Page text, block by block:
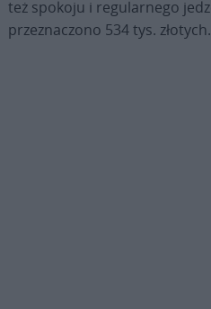
też spokoju i regularnego
przeznaczono 534 tys. złotych.